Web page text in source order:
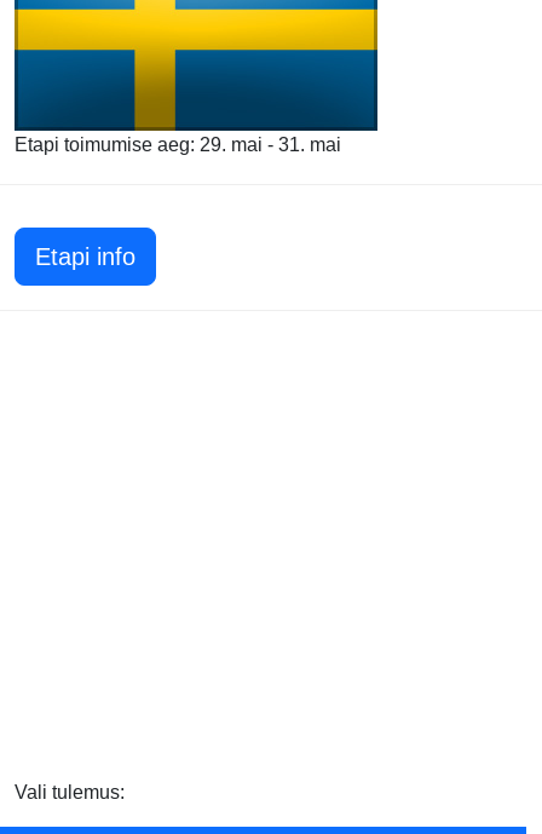
Etapi toimumise aeg: 29. mai - 31. mai
Etapi info
Vali tulemus: